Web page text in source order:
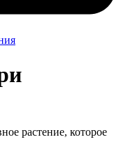
растение, которое